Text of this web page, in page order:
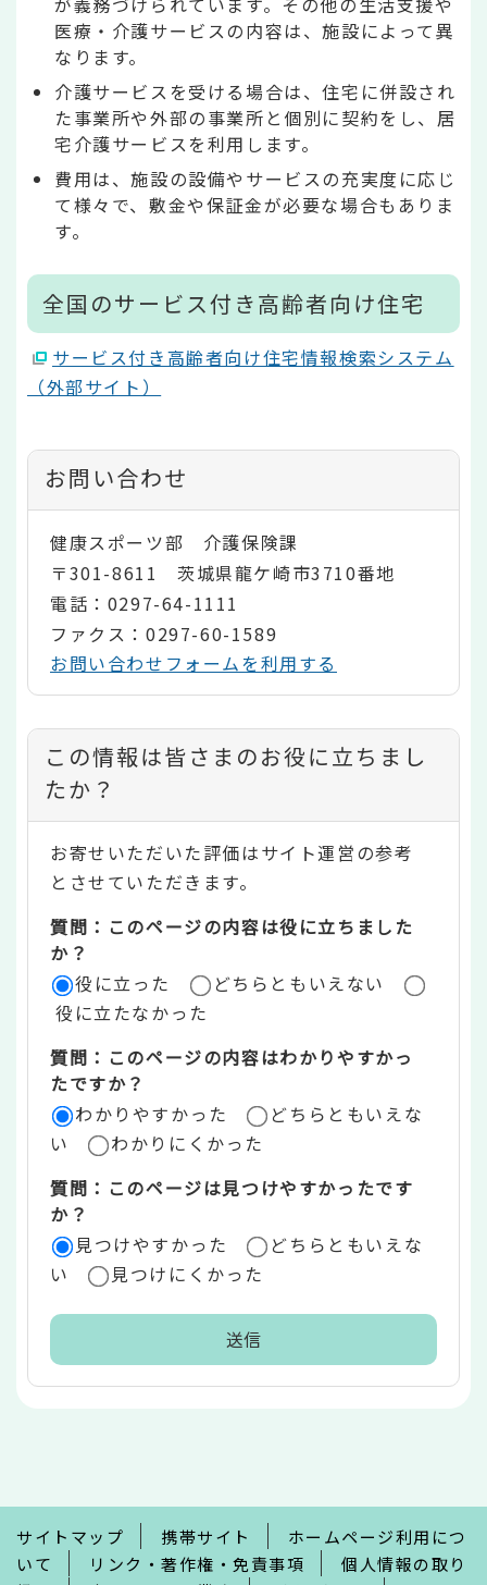
医療・介護サービスの内容は、施設によって異
なります。
介護サービスを受ける場合は、住宅に併設され
た事業所や外部の事業所と個別に契約をし、居
宅介護サービスを利用します。
費用は、施設の設備やサービスの充実度に応じ
て様々で、敷金や保証金が必要な場合もありま
す。
全国のサービス付き高齢者向け住宅
サービス付き高齢者向け住宅情報検索システム
（外部サイト）
お問い合わせ
健康スポーツ部 介護保険課
〒301-8611 茨城県龍ケ崎市3710番地
電話：0297-64-1111
ファクス：0297-60-1589
お問い合わせフォームを利用する
コ
ン
テ
ン
ツ
評
価
リ
ア
この情報は皆さまのお役に立ちまし
たか？
お寄せいただいた評価はサイト運営の参考
とさせていただきます。
質問：このページの内容は役に立ちました
か？
役に立った
どちらともいえない
役に立たなかった
質問：このページの内容はわかりやすかっ
たですか？
わかりやすかった
どちらともいえな
い
わかりにくかった
質問：このページは見つけやすかったです
か？
見つけやすかった
どちらともいえな
い
見つけにくかった
で
サイトマップ 携帯サイト
ホームページ利用につ
いて
リンク・著作権・免責事項
個人情報の取り